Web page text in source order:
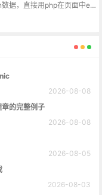
据，直接用php在页面中ec
使用options变量，很方...
2026-08-08
的完整例子
2026-08-08
2026-08-05
2026-08-03